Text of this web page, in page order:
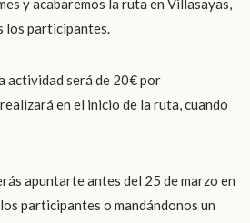
y acabaremos la ruta en Villasayas,
los participantes.
actividad será de 20€ por
en el inicio de la ruta, cuando
apuntarte antes del 25 de marzo en
participantes o mandándonos un